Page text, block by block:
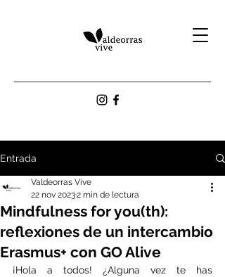
Entrada
Mindfulness for you(th):
reflexiones de un intercambio
Erasmus+ con GO Alive
Valdeorras Vive
22 nov 20232 min de lectura
¡Hola a todos! ¿Alguna vez te has